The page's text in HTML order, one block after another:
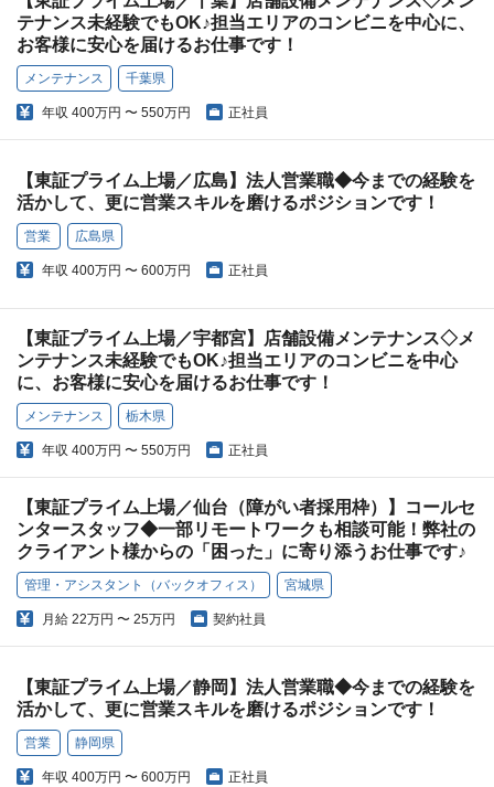
テナンス未経験でもOK♪担当エリアのコンビニを中心に、
お客様に安心を届けるお仕事です！
メンテナンス 千葉県
年収 400万円 〜 550万円 正社員
【東証プライム上場／広島】法人営業職◆今までの経験を
活かして、更に営業スキルを磨けるポジションです！
営業 広島県
年収 400万円 〜 600万円 正社員
【東証プライム上場／宇都宮】店舗設備メンテナンス◇メ
ンテナンス未経験でもOK♪担当エリアのコンビニを中心
に、お客様に安心を届けるお仕事です！
メンテナンス 栃木県
年収 400万円 〜 550万円 正社員
【東証プライム上場／仙台（障がい者採用枠）】コールセ
ンタースタッフ◆一部リモートワークも相談可能！弊社の
クライアント様からの「困った」に寄り添うお仕事です♪
管理・アシスタント（バックオフィス） 宮城県
月給 22万円 〜 25万円 契約社員
【東証プライム上場／静岡】法人営業職◆今までの経験を
活かして、更に営業スキルを磨けるポジションです！
営業 静岡県
年収 400万円 〜 600万円 正社員